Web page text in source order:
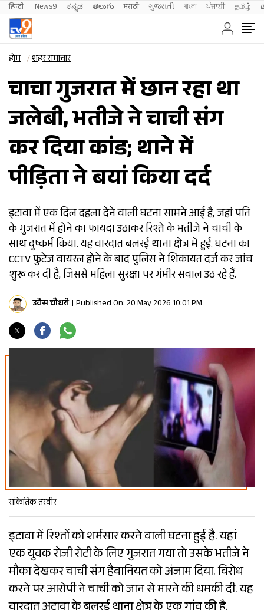
हिन्दी News9 ಕನ್ನಡ తెలుగు मराठी ગુજરાતી বাংলা ਪੰਜਾਬੀ தமிழ்
होम शहर समाचार
चाचा गुजरात में छान रहा था
जलेबी, भतीजे ने चाची संग
कर दिया कांड; थाने में
पीड़िता ने बयां किया दर्द
इटावा में एक दिल दहला देने वाली घटना सामने आई है, जहां पति
के गुजरात में होने का फायदा उठाकर रिश्ते के भतीजे ने चाची के
साथ दुष्कर्म किया. यह वारदात बलरई थाना क्षेत्र में हुई. घटना का
CCTV फुटेज वायरल होने के बाद पुलिस ने शिकायत दर्ज कर जांच
शुरू कर दी है, जिससे महिला सुरक्षा पर गंभीर सवाल उठ रहे हैं.
उवैस चौधरी Published On: 20 May 2026 10:01 PM
सांकेतिक तस्वीर
इटावा में रिश्तों को शर्मसार करने वाली घटना हुई है. यहां
एक युवक रोजी रोटी के लिए गुजरात गया तो उसके भतीजे ने
मौका देखकर चाची संग हैवानियत को अंजाम दिया. विरोध
करने पर आरोपी ने चाची को जान से मारने की धमकी दी. यह